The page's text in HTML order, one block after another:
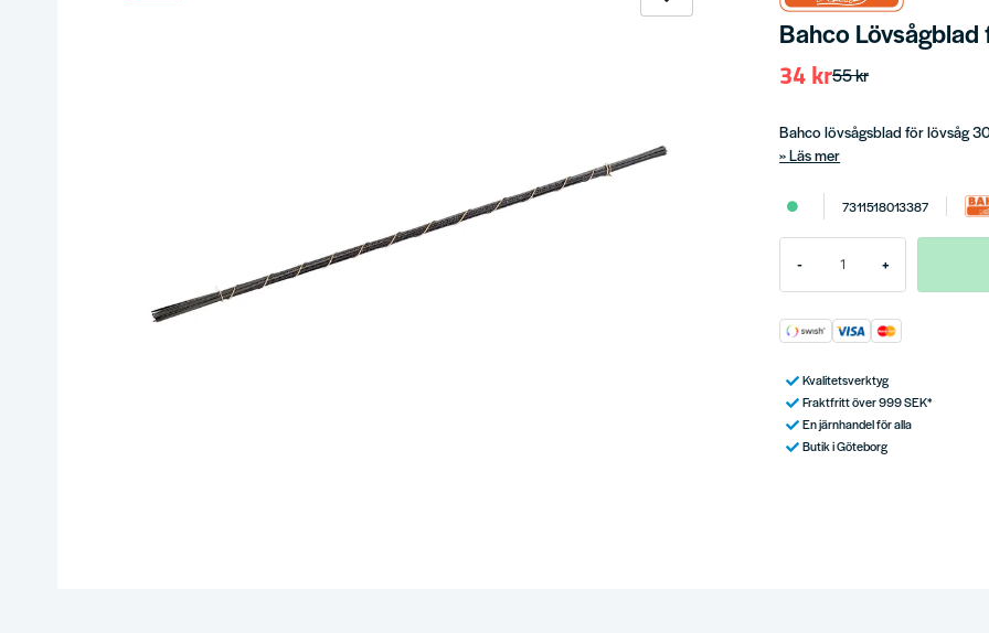
Bahco
55 kr
34 kr
Bahco lövsågsblad för lövsåg
Läs mer
7311518013387
- +
Kvalitetsverktyg
Fraktfritt över 999 SEK*
En järnhandel för alla
Butik i Göteborg